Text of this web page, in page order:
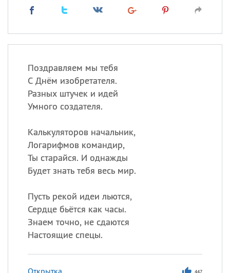
Поздравляем мы тебя
С Днём изобретателя.
Разных штучек и идей
Умного создателя.
Калькуляторов начальник,
Логарифмов командир,
Ты старайся. И однажды
Будет знать тебя весь мир.
Пусть рекой идеи льются,
Сердце бьётся как часы.
Знаем точно, не сдаются
Настоящие спецы.
Открытка